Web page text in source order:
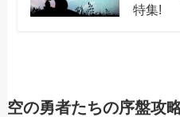
特集!
空の勇者たちの序盤攻